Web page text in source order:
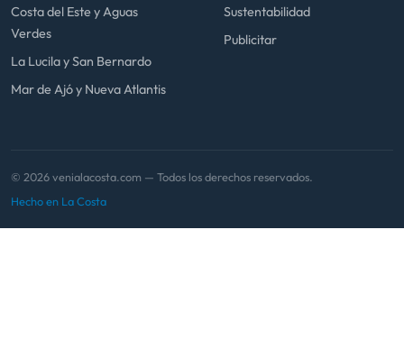
Costa del Este y Aguas
Verdes
La Lucila y San Bernardo
Mar de Ajó y Nueva Atlantis
Sustentabilidad
Publicitar
© 2026 venialacosta.com — Todos los derechos reservados.
Hecho en La Costa